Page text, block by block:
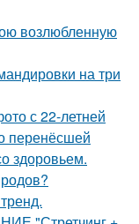
возлюбленную
на три
с 22-летней
перенёсшей
здоровьем.